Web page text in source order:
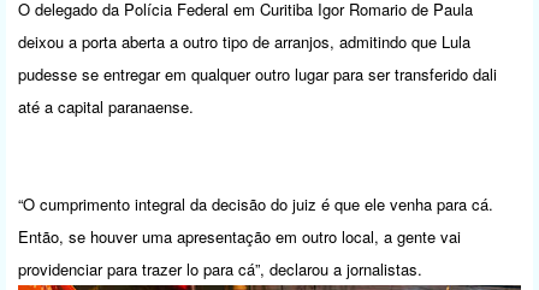
O delegado da Polícia Federal em Curitiba Igor Romario de Paula
deixou a porta aberta a outro tipo de arranjos, admitindo que Lula
pudesse se entregar em qualquer outro lugar para ser transferido dali
até a capital paranaense.
“O cumprimento integral da decisão do juiz é que ele venha para cá.
Então, se houver uma apresentação em outro local, a gente vai
providenciar para trazer lo para cá”, declarou a jornalistas.